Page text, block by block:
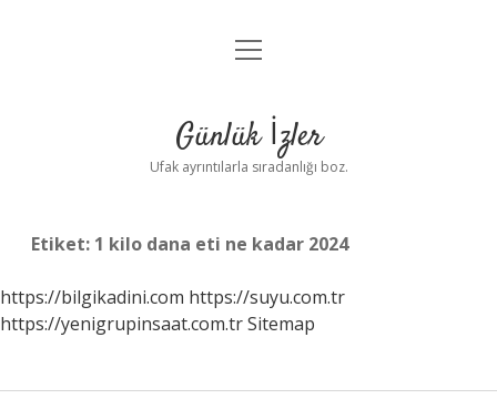
Anasayfa
Yasal Uyarı
menüyü
Günlük İzler
Ufak ayrıntılarla sıradanlığı boz.
Etiket: 1 kilo dana eti ne kadar 2024
https://bilgikadini.com https://suyu.com.tr
https://yenigrupinsaat.com.trSitemap